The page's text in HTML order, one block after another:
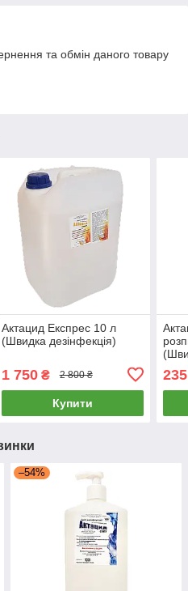
та обмін даного товару
Актацид Експрес 10 л
(Швидка дезінфекція)
1 750₴ 2 800 ₴
Купити
235
–54%